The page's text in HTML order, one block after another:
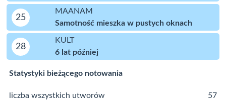
25
MAANAM
Samotność mieszka w pustych oknach
28
KULT
6 lat później
Statystyki bieżącego notowania
liczba wszystkich utworów
57